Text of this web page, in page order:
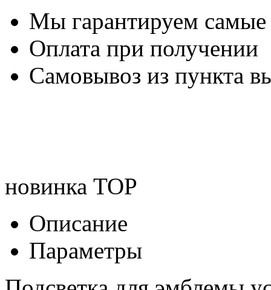
Мы гарантируем
Оплата при получении
Самовывоз из пункта
новинка TOP
Описание
Параметры